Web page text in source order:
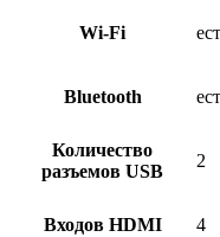
Wi-Fi
Bluetooth
Количество
разъемов USB
2
Входов HDMI 4